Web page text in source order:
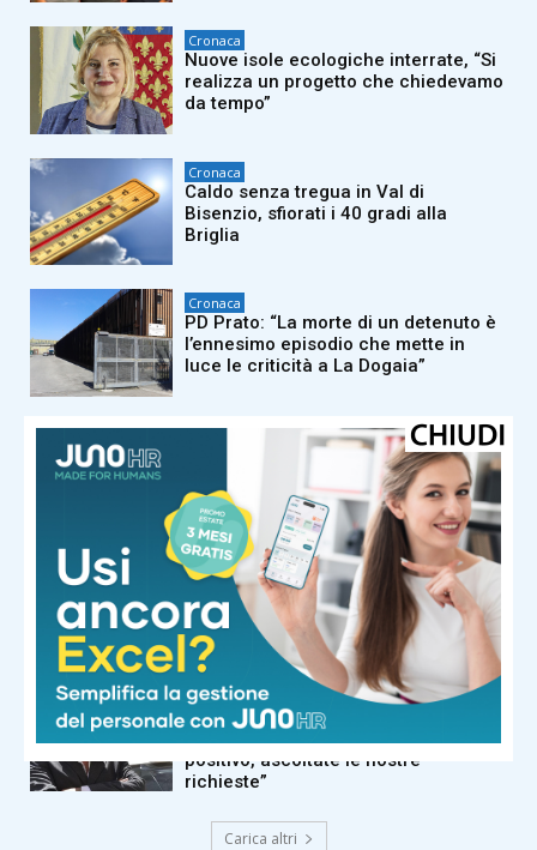
Cronaca
Nuove isole ecologiche interrate, “Si
realizza un progetto che chiedevamo
da tempo”
Cronaca
Caldo senza tregua in Val di
Bisenzio, sfiorati i 40 gradi alla
Briglia
Cronaca
PD Prato: “La morte di un detenuto è
l’ennesimo episodio che mette in
luce le criticità a La Dogaia”
Montemurlo, approvato in consiglio
comunale l’aggiornamento del Piano
di Protezione Civile
Cronaca
Prorogato l’avviso per la gestione del
campo sportivo di Usella
Cronaca
Taxi Prato, la Cooperativa CoTaPra
ricevuta in Comune: “Incontro
positivo, ascoltate le nostre
richieste”
Carica altri